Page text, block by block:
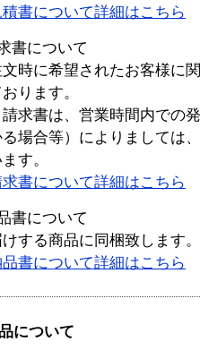
積書について詳細はこちら
書について
文時に希望されたお客様に
ります。
請求書は、営業時間内での
る場合等）によりましては
す。
書について詳細はこちら
書について
けする商品に同梱致します。
書について詳細はこちら
について